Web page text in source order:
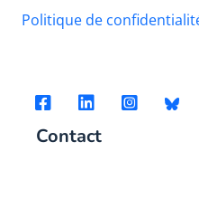
Politique de
Contact